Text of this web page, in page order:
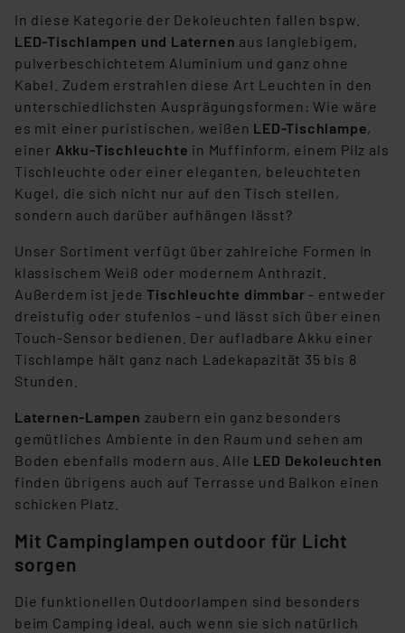
und zu der jeweiligen Datenübermittlung erhalten Sie in
der Datenschutzerklärung. Für die USA besteht kein
Angemessenheitsbeschluss der EU. Dies bedeutet,
dass die USA als Land mit unzureichendem
Datenschutz nach EU-Standards eingestuft wird. So
besteht etwa das Risiko, dass US-Behörden
personenbezogene Daten in
Überwachungsprogrammen verarbeiten, ohne dass
hiergegen Klagemöglichkeiten für Europäer bestehen.
Unsere Kooperation mit diesen Dienstleistern stützt
Europäischen Kommission sowie einer eigenen
Beurteilung der mit der Datenübermittlung,
insbesondere der Art der übermittelten Daten,
verbundenen Risiken.“
Impressum|Datenschutzerklärung
In diese Kategorie der Dekoleuchten fallen bspw.
LED-Tischlampen und Laternen aus langlebigem,
pulverbeschichtetem Aluminium und ganz ohne
Kabel. Zudem erstrahlen diese Art Leuchten in den
unterschiedlichsten Ausprägungsformen: Wie wäre
es mit einer puristischen, weißen LED-Tischlampe,
einer Akku-Tischleuchte in Muffinform, einem Pilz als
Tischleuchte oder einer eleganten, beleuchteten
Kugel, die sich nicht nur auf den Tisch stellen,
sondern auch darüber aufhängen lässt?
Unser Sortiment verfügt über zahlreiche Formen in
klassischem Weiß oder modernem Anthrazit.
Außerdem ist jedeTischleuchte dimmbar - entweder
dreistufig oder stufenlos - und lässt sich über einen
Touch-Sensor bedienen. Der aufladbare Akku einer
Tischlampe hält ganz nach Ladekapazität 35 bis 8
Stunden.
Laternen-Lampen zaubern ein ganz besonders
gemütliches Ambiente in den Raum und sehen am
Boden ebenfalls modern aus. Alle LED Dekoleuchten
finden übrigens auch auf Terrasse und Balkon einen
schicken Platz.
Mit Campinglampen outdoor für Licht
sorgen
Die funktionellen Outdoorlampen sind besonders
beim Camping ideal, auch wenn sie sich natürlich